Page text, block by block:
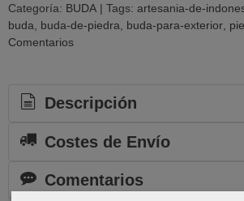
Categoría: BUDA | Tags: artesania-de-
buda
buda-de-piedra buda-para-exterior
Comentarios
Descripción
Costes de Envío
Comentarios